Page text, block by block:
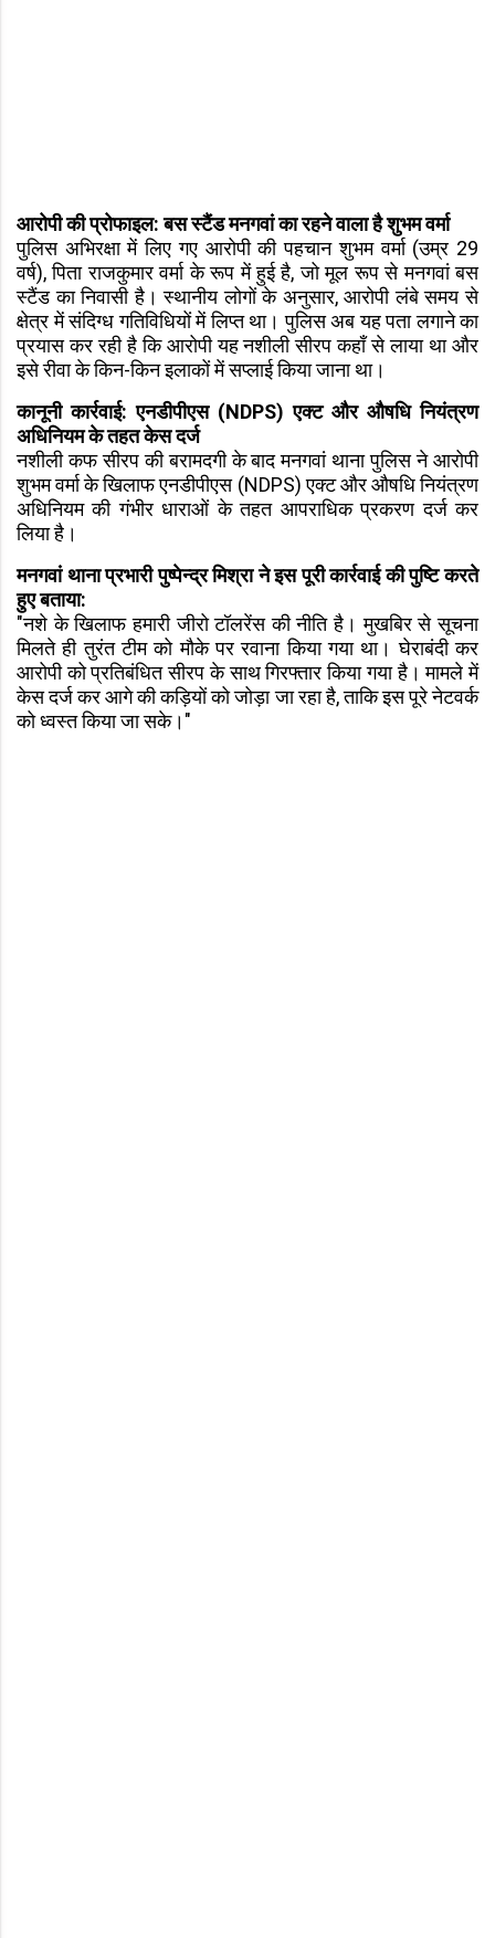
आरोपी की प्रोफाइल: बस स्टैंड मनगवां का रहने वाला है शुभम वर्मा
पुलिस अभिरक्षा में लिए गए आरोपी की पहचान शुभम वर्मा (उम्र 29
वर्ष), पिता राजकुमार वर्मा के रूप में हुई है, जो मूल रूप से मनगवां बस
स्टैंड का निवासी है। स्थानीय लोगों के अनुसार, आरोपी लंबे समय से
क्षेत्र में संदिग्ध गतिविधियों में लिप्त था। पुलिस अब यह पता लगाने का
प्रयास कर रही है कि आरोपी यह नशीली सीरप कहाँ से लाया था और
इसे रीवा के किन-किन इलाकों में सप्लाई किया जाना था।
कानूनी कार्रवाई: एनडीपीएस (NDPS) एक्ट और औषधि नियंत्रण
अधिनियम के तहत केस दर्ज
नशीली कफ सीरप की बरामदगी के बाद मनगवां थाना पुलिस ने आरोपी
शुभम वर्मा के खिलाफ एनडीपीएस (NDPS) एक्ट और औषधि नियंत्रण
अधिनियम की गंभीर धाराओं के तहत आपराधिक प्रकरण दर्ज कर
लिया है।
मनगवां थाना प्रभारी पुष्पेन्द्र मिश्रा ने इस पूरी कार्रवाई की पुष्टि करते
हुए बताया:
"नशे के खिलाफ हमारी जीरो टॉलरेंस की नीति है। मुखबिर से सूचना
मिलते ही तुरंत टीम को मौके पर रवाना किया गया था। घेराबंदी कर
आरोपी को प्रतिबंधित सीरप के साथ गिरफ्तार किया गया है। मामले में
केस दर्ज कर आगे की कड़ियों को जोड़ा जा रहा है, ताकि इस पूरे नेटवर्क
को ध्वस्त किया जा सके।"